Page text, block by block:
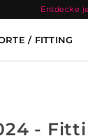
Entdecke
/ FITTING
-